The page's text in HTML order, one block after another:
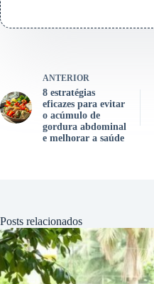
ANTERIOR
8 estratégias
eficazes para evitar
o acúmulo de
gordura abdominal
e melhorar a saúde
Posts relacionados